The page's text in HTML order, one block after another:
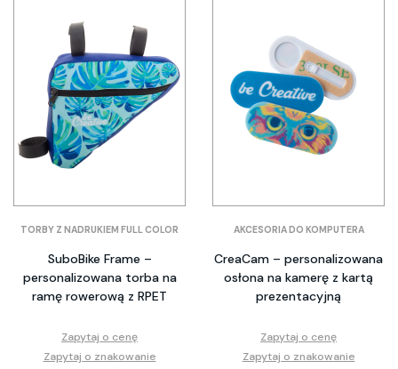
TORBY Z NADRUKIEM FULL COLOR
SuboBike Frame –
personalizowana torba na
ramę rowerową z RPET
Zapytaj o cenę
Zapytaj o znakowanie
AKCESORIA DO KOMPUTERA
CreaCam – personalizowana
osłona na kamerę z kartą
prezentacyjną
Zapytaj o cenę
Zapytaj o znakowanie